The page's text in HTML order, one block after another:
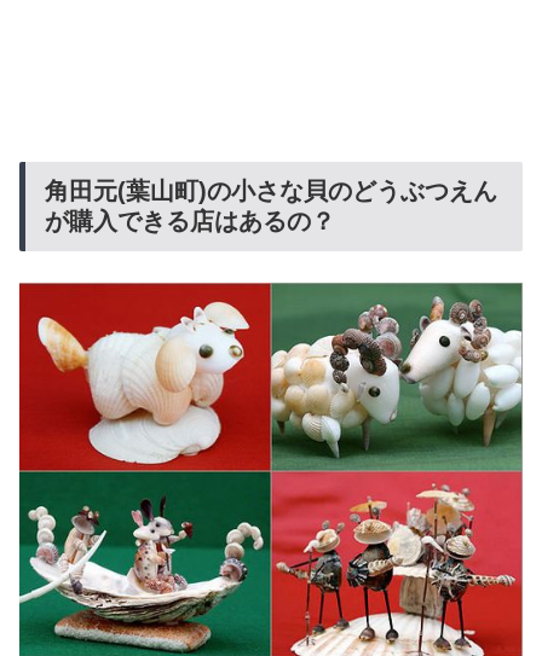
角田元(葉山町)の小さな貝のどうぶつえん
が購入できる店はあるの？